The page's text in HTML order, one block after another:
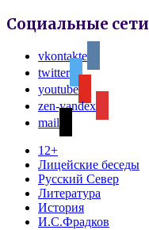
Социальные сети
vkontakte
twitter
youtube
zen-yandex
mail
12+
Лицейские беседы
Русский Север
Литература
История
И.С.Фрадков